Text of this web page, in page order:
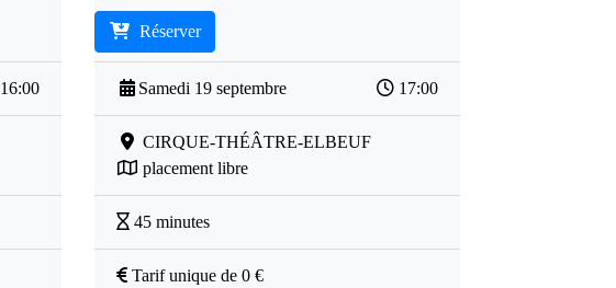
16:00
Réserver
Samedi 19 septembre 17:00
CIRQUE-THÉÂTRE-ELBEUF
placement libre
45 minutes
Tarif unique de 0 €